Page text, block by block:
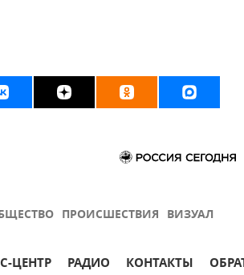
ПРОИСШЕСТВИЯ ВИЗУАЛ
ЦЕНТР РАДИО КОНТАКТЫ